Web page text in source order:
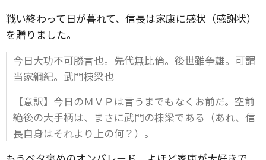
戦い終わって日が暮れて、信長は家康に感状（感謝状）
を贈りました。
今日大功不可勝言也。先代無比倫。後世雖争雄。可謂
当家綱紀。武門棟梁也
【意訳】今日のＭＶＰは言うまでもなくお前だ。空前
絶後の大手柄は、まさに武門の棟梁である（あれ、信
長自身はそれより上の何？）。